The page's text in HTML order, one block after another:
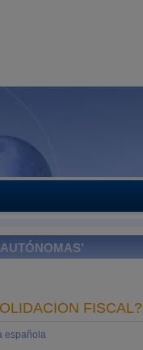
FISCAL?
española